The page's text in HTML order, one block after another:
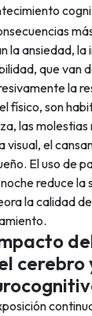
la ansiedad,
que van
la
físico, son
las
visual, el
El uso de
reduce la
la calidad
cerebro